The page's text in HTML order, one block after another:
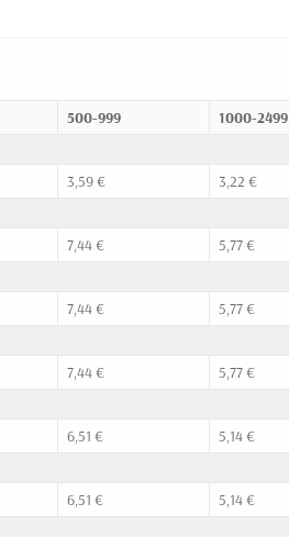
500-999 1000-2499
3,59 € 3,22 €
7,44 € 5,77 €
7,44 € 5,77 €
7,44 € 5,77 €
6,51 € 5,14 €
6,51 € 5,14 €